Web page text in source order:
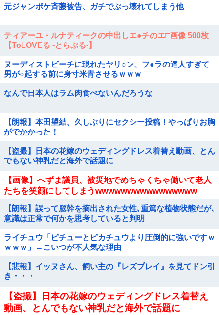
元ジャンポケ斉藤被告、ガチでぶっ壊れてしまう他
ティアーユ・ルナティークの中出しエ●チのエ□画像 500枚
【ToLOVEる -とらぶる-】
ヌーディストビーチに現れたヤリ○ン、フ●ラの達人すぎて
男が○起する前に身寸米青させるｗｗｗ
なんで日本人はラム肉食べないんだろうな
【朗報】本田望結、久しぶりにセクシー投稿！やっぱりお胸
がでかかった！
【盗撮】日本の花嫁のウェディングドレス着替え動画、とん
でもない神乳だと海外で話題に
【画像】へずま議員、被災地でめちゃくちゃ働いて老人
たちを笑顔にしてしまうwwwwwwwwwwwwwwww
【朗報】誤って脳幹を摘出された女性､重篤な植物状態だが､
意識は正常で何かを思考していると判明
ライチュウ「ピチューとピカチュウより圧倒的に強いですｗ
ｗｗｗ」←こいつが不人気な理由
【悲報】イッヌさん、飼い主の『レズプレイ』を見てドン引
き・・・
【盗撮】日本の花嫁のウェディングドレス着替え
動画、とんでもない神乳だと海外で話題に